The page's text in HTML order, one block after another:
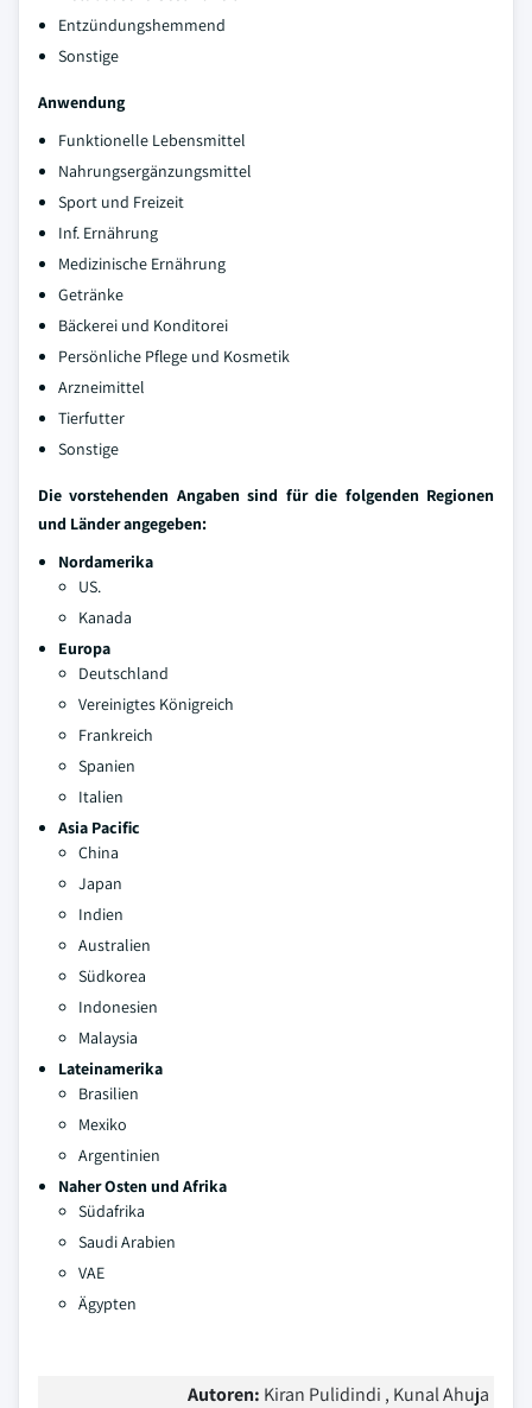
Entzündungshemmend
Sonstige
Anwendung
Funktionelle Lebensmittel
Nahrungsergänzungsmittel
Sport und Freizeit
Inf. Ernährung
Medizinische Ernährung
Getränke
Bäckerei und Konditorei
Persönliche Pflege und Kosmetik
Arzneimittel
Tierfutter
Sonstige
Die vorstehenden Angaben sind für die folgenden Regionen
und Länder angegeben:
Nordamerika
US.
Kanada
Europa
Deutschland
Vereinigtes Königreich
Frankreich
Spanien
Italien
Asia Pacific
China
Japan
Indien
Australien
Südkorea
Indonesien
Malaysia
Lateinamerika
Brasilien
Mexiko
Argentinien
Naher Osten und Afrika
Südafrika
Saudi Arabien
VAE
Ägypten
Autoren: Kiran Pulidindi , Kunal Ahuja